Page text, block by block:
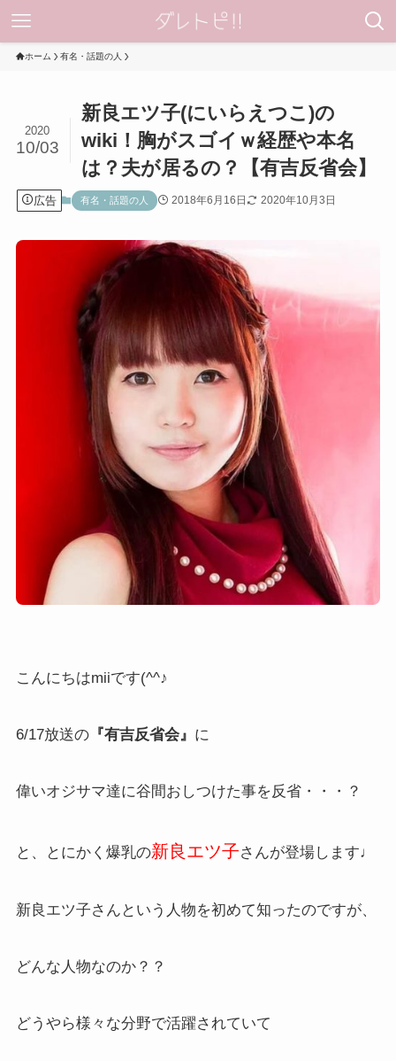
ホーム 有名・話題の人
新良エツ子(にいらえつこ)の
wiki！胸がスゴイｗ経歴や本名
は？夫が居るの？【有吉反省会】
2020
10/03
広告 有名・話題の人 2018年6月16日 2020年10月3日
こんにちはmiiです(^^♪
6/17放送の『有吉反省会』 に
偉いオジサマ達に谷間おしつけた事を反省・・・？
と、とにかく爆乳の新良エツ子さんが登場します♩
新良エツ子さんという人物を初めて知ったのですが、
どんな人物なのか？？
どうやら様々な分野で活躍されていて